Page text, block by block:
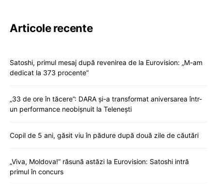
Articole recente
Satoshi, primul mesaj după revenirea de la Eurovision: „M-am
dedicat la 373 procente”
„33 de ore în tăcere”: DARA și-a transformat aniversarea într-
un performance neobișnuit la Telenești
Copil de 5 ani, găsit viu în pădure după două zile de căutări
„Viva, Moldova!” răsună astăzi la Eurovision: Satoshi intră
primul în concurs